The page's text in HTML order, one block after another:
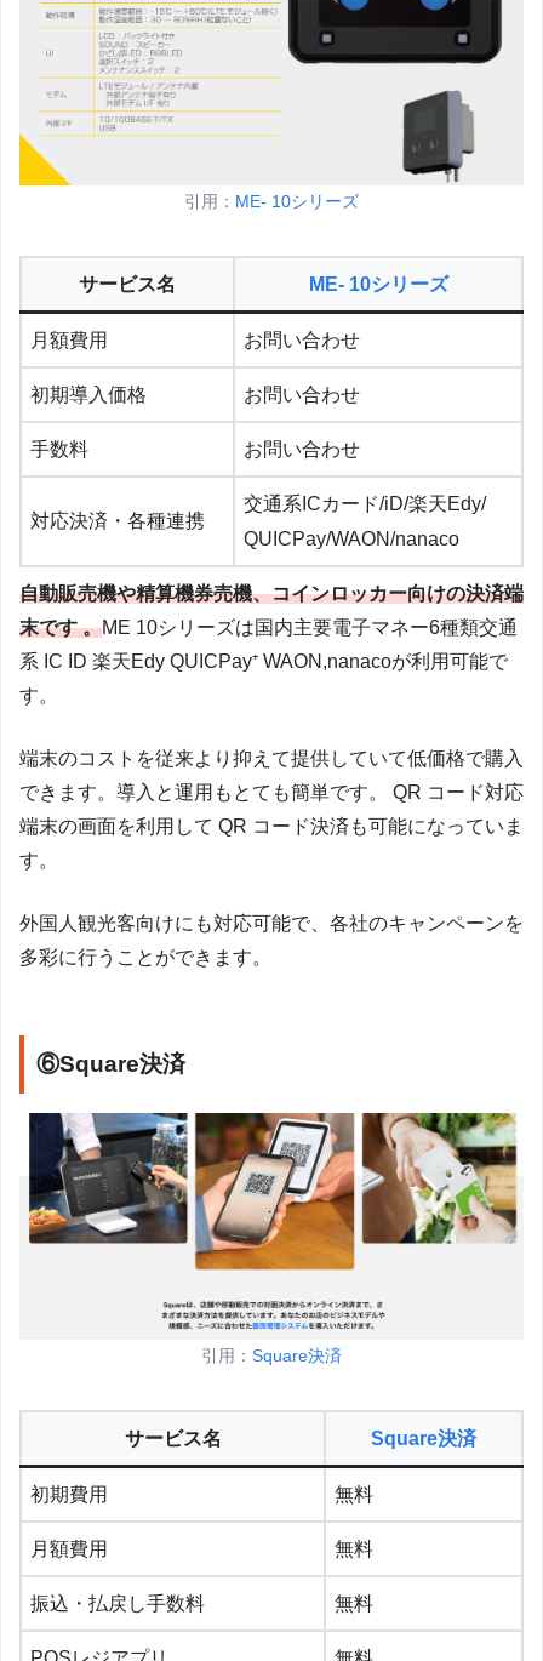
引用： ME- 10シリーズ
サービス名 ME- 10シリーズ
月額費用 お問い合わせ
初期導入価格 お問い合わせ
手数料 お問い合わせ
対応決済・各種連携
交通系ICカード/iD/楽天Edy/
QUICPay/WAON/nanaco
自動販売機や精算機券売機、コインロッカー向けの決済端
末です 。ME 10シリーズは国内主要電子マネー6種類交通
系 IC ID 楽天Edy QUICPay⁺ WAON,nanacoが利用可能で
す。
端末のコストを従来より抑えて提供していて低価格で購入
できます。導入と運用もとても簡単です。 QR コード対応
端末の画面を利用して QR コード決済も可能になっていま
す。
外国人観光客向けにも対応可能で、各社のキャンペーンを
多彩に行うことができます。
⑥Square決済
引用： Square決済
サービス名 Square決済
初期費用 無料
月額費用 無料
振込・払戻し手数料 無料